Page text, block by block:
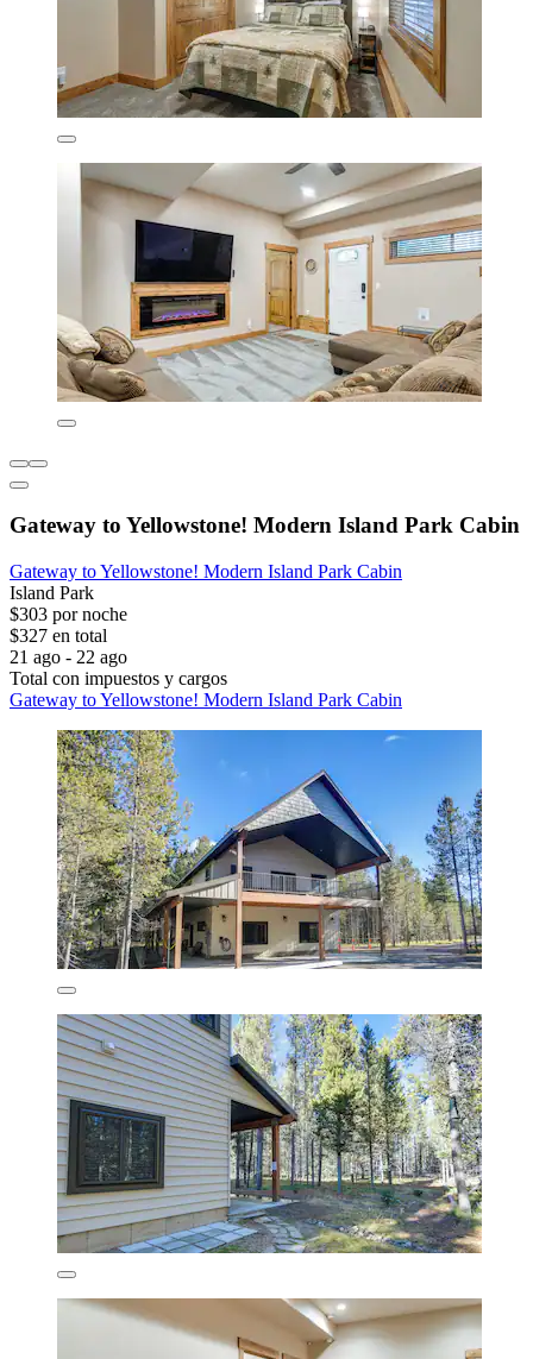
Gateway to Yellowstone! Modern Island Park Cabin
Gateway to Yellowstone! Modern Island Park Cabin
Island Park
$303 por noche
$327 en total
21 ago - 22 ago
Total con impuestos y cargos
Gateway to Yellowstone! Modern Island Park Cabin